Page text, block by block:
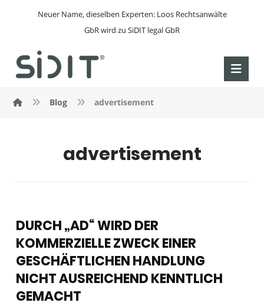
Neuer Name, dieselben Experten: Loos Rechtsanwälte
GbR wird zu SiDIT legal GbR
Blog advertisement
advertisement
DURCH „AD“ WIRD DER
KOMMERZIELLE ZWECK EINER
GESCHÄFTLICHEN HANDLUNG
NICHT AUSREICHEND KENNTLICH
GEMACHT